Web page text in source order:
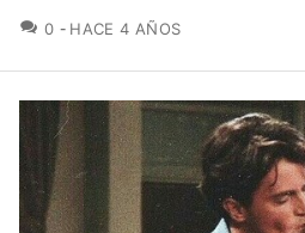
0 COMENTARIOS
HACE 4 AÑOS